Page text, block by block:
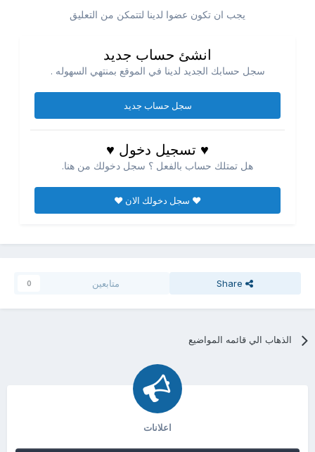
يجب ان تكون عضوا لدينا لتتمكن من التعليق
انشئ حساب جديد
سجل حسابك الجديد لدينا في الموقع بمنتهي السهوله .
سجل حساب جديد
♥ تسجيل دخول ♥
هل تمتلك حساب بالفعل ؟ سجل دخولك من هنا.
♥ سجل دخولك الان ♥
Share متابعين 0
الذهاب الي قائمه المواضيع
اعلانات